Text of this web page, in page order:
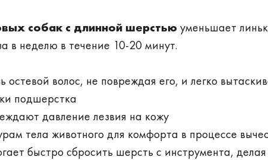
собак с длинной шерстьюуменьшает
в неделю в течение 10-20 минут.
волос, не повреждая его, и легко
подшерстка
давление лезвия на кожу
тела животного для комфорта в процессе
быстро сбросить шерсть с инструмента, делая